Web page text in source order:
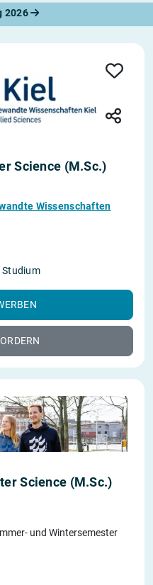
2026
Science (M.Sc.)
Wissenschaften
Studium
Science (M.Sc.)
und Wintersemester